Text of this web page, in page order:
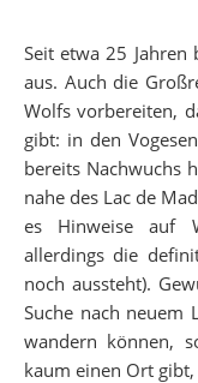
Seit etwa 25
aus. Auch die
Wolfs vorbereiten,
gibt: in den
bereits Nachwuchs
nahe des Lac de
es Hinweise auf
allerdings die
noch aussteht).
Suche nach neuem
wandern können,
kaum einen Ort